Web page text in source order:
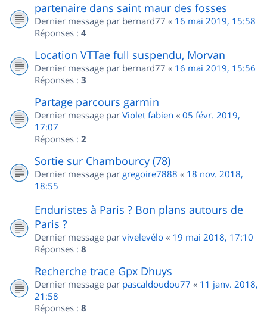
partenaire dans saint maur des fosses
Dernier message par bernard77 « 16 mai 2019, 15:58
Réponses : 4
Location VTTae full suspendu, Morvan
Dernier message par bernard77 « 16 mai 2019, 15:56
Réponses : 3
Partage parcours garmin
Dernier message par Violet fabien « 05 févr. 2019,
17:07
Réponses : 2
Sortie sur Chambourcy (78)
Dernier message par gregoire7888 « 18 nov. 2018,
18:55
Enduristes à Paris ? Bon plans autours de
Paris ?
Dernier message par vivelevélo « 19 mai 2018, 17:10
Réponses : 8
Recherche trace Gpx Dhuys
Dernier message par pascaldoudou77 « 11 janv. 2018,
21:58
Réponses : 8